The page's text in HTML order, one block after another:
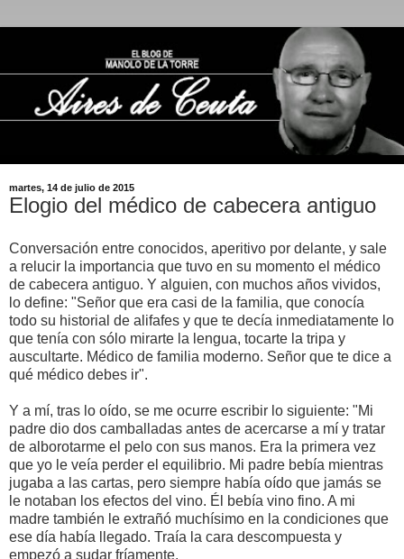
martes, 14 de julio de 2015
Elogio del médico de cabecera antiguo
Conversación entre conocidos, aperitivo por delante, y sale
a relucir la importancia que tuvo en su momento el médico
de cabecera antiguo. Y alguien, con muchos años vividos,
lo define: "Señor que era casi de la familia, que conocía
todo su historial de alifafes y que te decía inmediatamente lo
que tenía con sólo mirarte la lengua, tocarte la tripa y
auscultarte. Médico de familia moderno. Señor que te dice a
qué médico debes ir".
Y a mí, tras lo oído, se me ocurre escribir lo siguiente: "Mi
padre dio dos camballadas antes de acercarse a mí y tratar
de alborotarme el pelo con sus manos. Era la primera vez
que yo le veía perder el equilibrio. Mi padre bebía mientras
jugaba a las cartas, pero siempre había oído que jamás se
le notaban los efectos del vino. Él bebía vino fino. A mi
madre también le extrañó muchísimo en la condiciones que
ese día había llegado. Traía la cara descompuesta y
empezó a sudar fríamente.